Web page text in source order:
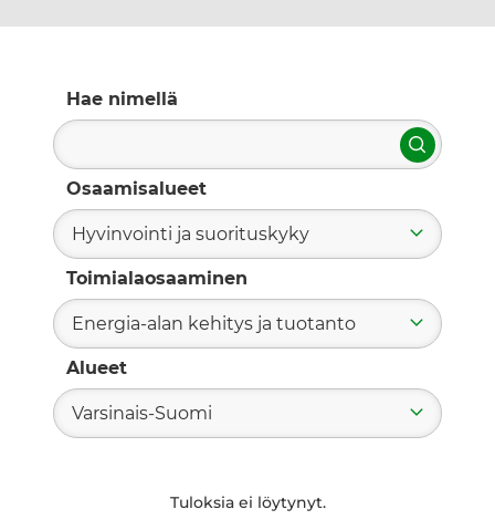
Hae nimellä
Hae
Osaamisalueet
Hyvinvointi ja suorituskyky
Toimialaosaaminen
Energia-alan kehitys ja tuotanto
Alueet
Varsinais-Suomi
Tuloksia ei löytynyt.